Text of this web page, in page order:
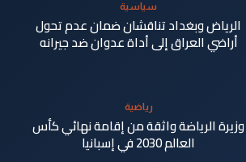
سياسية
الرياض وبغداد تناقشان ضمان عدم تحول
أراضي العراق إلى أداة عدوان ضد جيرانه
رياضية
وزيرة الرياضة واثقة من إقامة نهائي كأس
العالم 2030 في إسبانيا